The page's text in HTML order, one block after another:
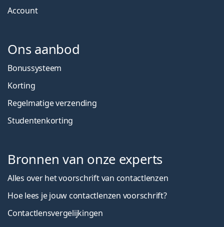
Account
Ons aanbod
Bonussysteem
Korting
Regelmatige verzending
Studentenkorting
Bronnen van onze experts
Alles over het voorschrift van contactlenzen
Hoe lees je jouw contactlenzen voorschrift?
Contactlensvergelijkingen